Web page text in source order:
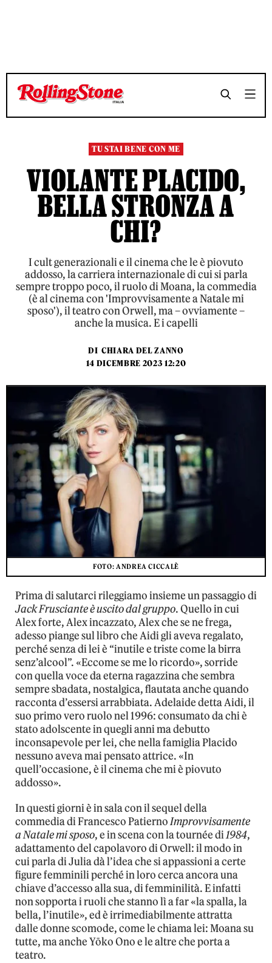
TEMPO DI LETTURA 16 MINUTI SHARE
TEMPO DI LETTURA 16 MINUTI SHARE
TU STAI BENE CON ME
VIOLANTE PLACIDO,
BELLA STRONZA A
CHI?
I cult generazionali e il cinema che le è piovuto
addosso, la carriera internazionale di cui si parla
sempre troppo poco, il ruolo di Moana, la commedia
(è al cinema con 'Improvvisamente a Natale mi
sposo'), il teatro con Orwell, ma – ovviamente –
anche la musica. E i capelli
DI CHIARA DEL ZANNO
14 DICEMBRE 2023 12:20
FOTO: ANDREA CICCALÈ
Prima di salutarci rileggiamo insieme un passaggio di
Jack Frusciante è uscito dal gruppo. Quello in cui
Alex forte, Alex incazzato, Alex che se ne frega,
adesso piange sul libro che Aidi gli aveva regalato,
perché senza di lei è “inutile e triste come la birra
senz’alcool”. «Eccome se me lo ricordo», sorride
con quella voce da eterna ragazzina che sembra
sempre sbadata, nostalgica, flautata anche quando
racconta d’essersi arrabbiata. Adelaide detta Aidi, il
suo primo vero ruolo nel 1996: consumato da chi è
stato adolscente in quegli anni ma debutto
inconsapevole per lei, che nella famiglia Placido
nessuno aveva mai pensato attrice. «In
quell’occasione, è il cinema che mi è piovuto
addosso».
In questi giorni è in sala con il sequel della
commedia di Francesco PatiernoImprovvisamente
a Natale mi sposo, e in scena con la tournée di1984,
adattamento del capolavoro di Orwell: il modo in
cui parla di Julia dà l’idea che si appassioni a certe
figure femminili perché in loro cerca ancora una
chiave d’accesso alla sua, di femminilità. E infatti
non sopporta i ruoli che stanno lì a far «la spalla, la
bella, l’inutile», ed è irrimediabilmente attratta
dalle donne scomode, come le chiama lei: Moana su
tutte, ma anche Yōko Ono e le altre che porta a
teatro.